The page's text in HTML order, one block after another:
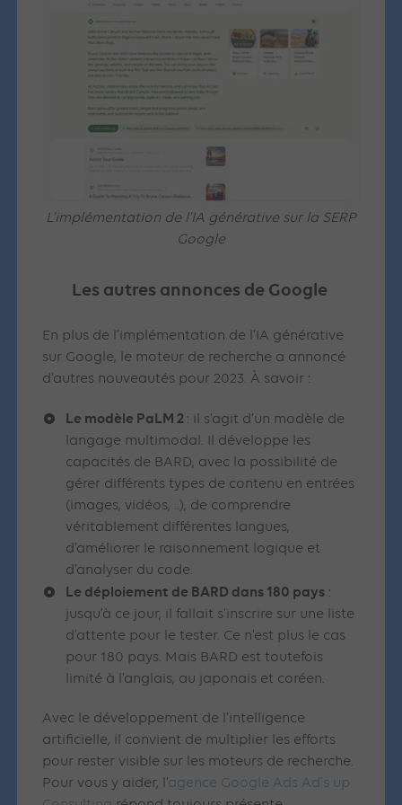
L’implémentation de l’IA générative sur la SERP
Google
Les autres annonces de Google
En plus de l’implémentation de l’IA générative
sur Google, le moteur de recherche a annoncé
d’autres nouveautés pour 2023. À savoir :
Le modèle PaLM 2 : il s’agit d’un modèle de
langage multimodal. Il développe les
capacités de BARD, avec la possibilité de
gérer différents types de contenu en entrées
(images, vidéos, ..), de comprendre
véritablement différentes langues,
d’améliorer le raisonnement logique et
d’analyser du code.
Le déploiement de BARD dans 180 pays :
jusqu’à ce jour, il fallait s’inscrire sur une liste
d’attente pour le tester. Ce n’est plus le cas
pour 180 pays. Mais BARD est toutefois
limité à l’anglais, au japonais et coréen.
Avec le développement de l’intelligence
artificielle, il convient de multiplier les efforts
pour rester visible sur les moteurs de recherche.
Pour vous y aider, l’agence Google Ads Ad’s up